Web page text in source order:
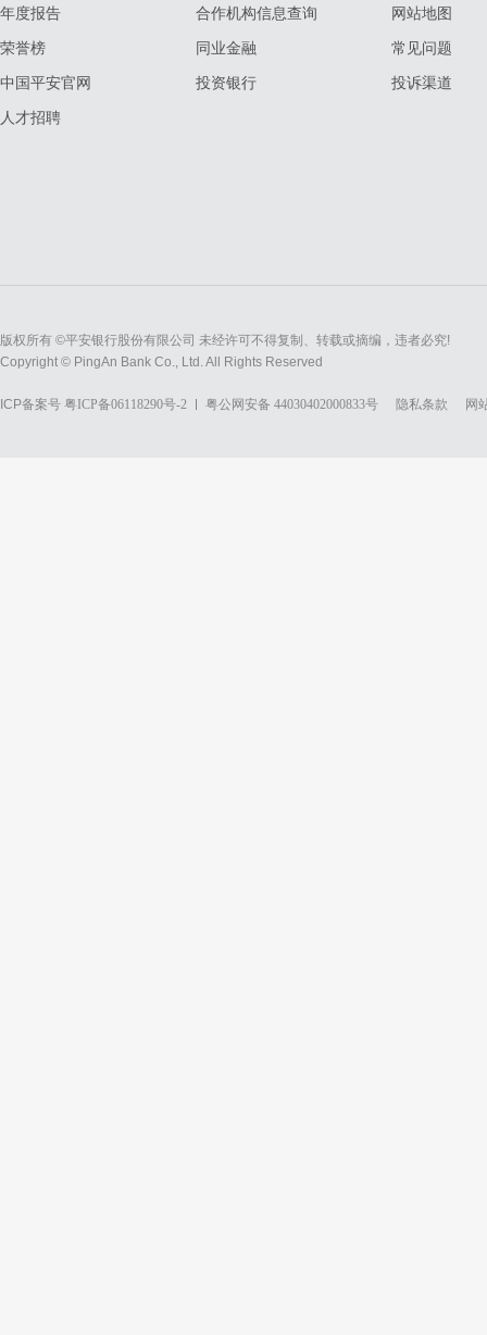
年度报告
荣誉榜
中国平安官网
人才招聘
合作机构信息查询
同业金融
投资银行
网站地图
常见问题
投诉渠道
版权所有 ©平安银行股份有限公司 未经许可不得复制、转载或摘编，违者必究!
Copyright © PingAn Bank Co., Ltd. All Rights Reserved
ICP备案号 粤ICP备06118290号-2 粤公网安备 44030402000833号 隐私条款 网